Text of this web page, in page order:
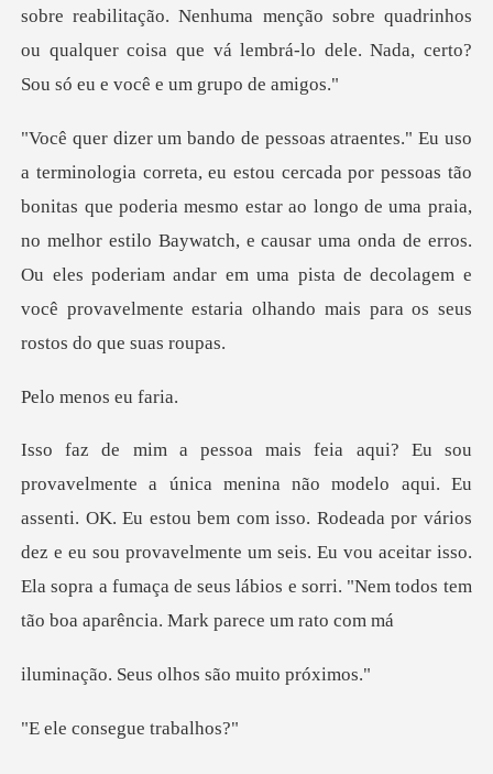
sobre reabilitação. Nen
as que poderia mesmo estar ao longo de uma praia,
no melhor estilo Baywatch, e causar uma onda de erros.
Ou eles poder
nos eu
. OK. Eu estou bem com isso. Rodeada por vários
dez e eu sou provavelmente um seis. Eu vou aceitar isso.
us olhos são m
nsegue tr